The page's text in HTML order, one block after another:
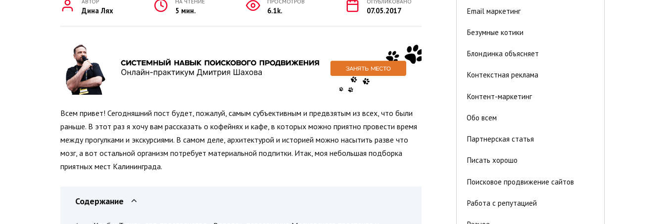
Дина Лях 5 мин. 6.1k. 07.05.2017
Всем привет! Сегодняшний пост будет, пожалуй, самым субъективным и предвзятым из всех, что были
раньше. В этот раз я хочу вам рассказать о кофейнях и кафе, в которых можно приятно провести время
между прогулками и экскурсиями. В самом деле, архитектурой и историей можно насытить разве что
мозг, а вот остальной организм потребует материальной подпитки. Итак, моя небольшая подборка
приятных мест Калининграда.
Содержание
Email маркетинг
Безумные котики
Блондинка объясняет
Контекстная реклама
Контент-маркетинг
Обо всем
Партнерская статья
Писать хорошо
Поисковое продвижение сайтов
Работа с репутацией